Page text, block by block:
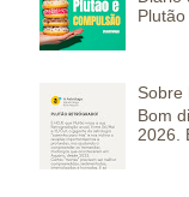
Sobre
Bom
2026.